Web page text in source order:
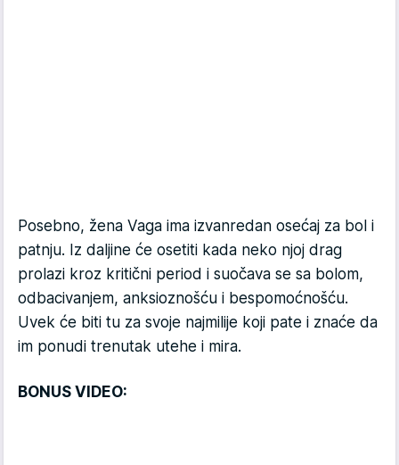
Posebno, žena Vaga ima izvanredan osećaj za bol i
patnju. Iz daljine će osetiti kada neko njoj drag
prolazi kroz kritični period i suočava se sa bolom,
odbacivanjem, anksioznošću i bespomoćnošću.
Uvek će biti tu za svoje najmilije koji pate i znaće da
im ponudi trenutak utehe i mira.
BONUS VIDEO: